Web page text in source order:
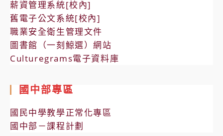
薪資管理系統[校內]
舊電子公文系統[校內]
職業安全衛生管理文件
圖書館（一刻鯨選）網站
Culturegrams電子資料庫
國中部專區
國民中學教學正常化專區
國中部－課程計劃